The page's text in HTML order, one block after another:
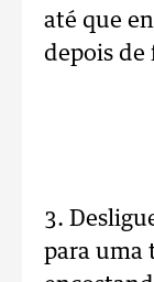
até que
depois de
3.
para uma